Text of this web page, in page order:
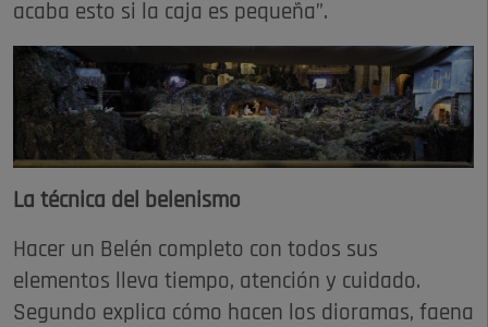
acaba esto si la caja es pequeña”.
La técnica del belenismo
Hacer un Belén completo con todos sus
elementos lleva tiempo, atención y cuidado.
Segundo explica cómo hacen los dioramas, faena